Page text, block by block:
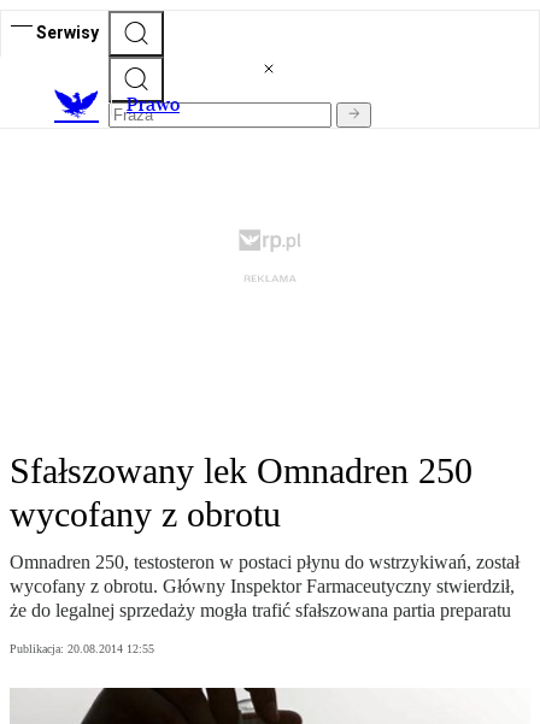
Serwisy
Prawo
Sfałszowany lek Omnadren 250
wycofany z obrotu
Omnadren 250, testosteron w postaci płynu do wstrzykiwań, został
wycofany z obrotu. Główny Inspektor Farmaceutyczny stwierdził,
że do legalnej sprzedaży mogła trafić sfałszowana partia preparatu
Publikacja: 20.08.2014 12:55